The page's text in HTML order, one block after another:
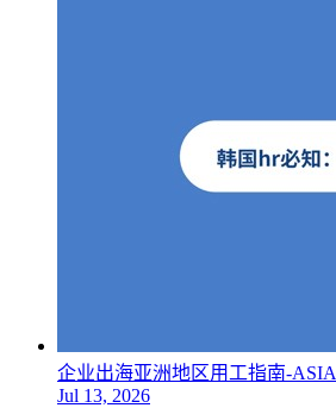
企业出海亚洲地区用工指南-ASIA
Jul 13, 2026